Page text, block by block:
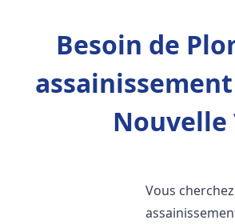
Besoin de
Nouvelle
Vous